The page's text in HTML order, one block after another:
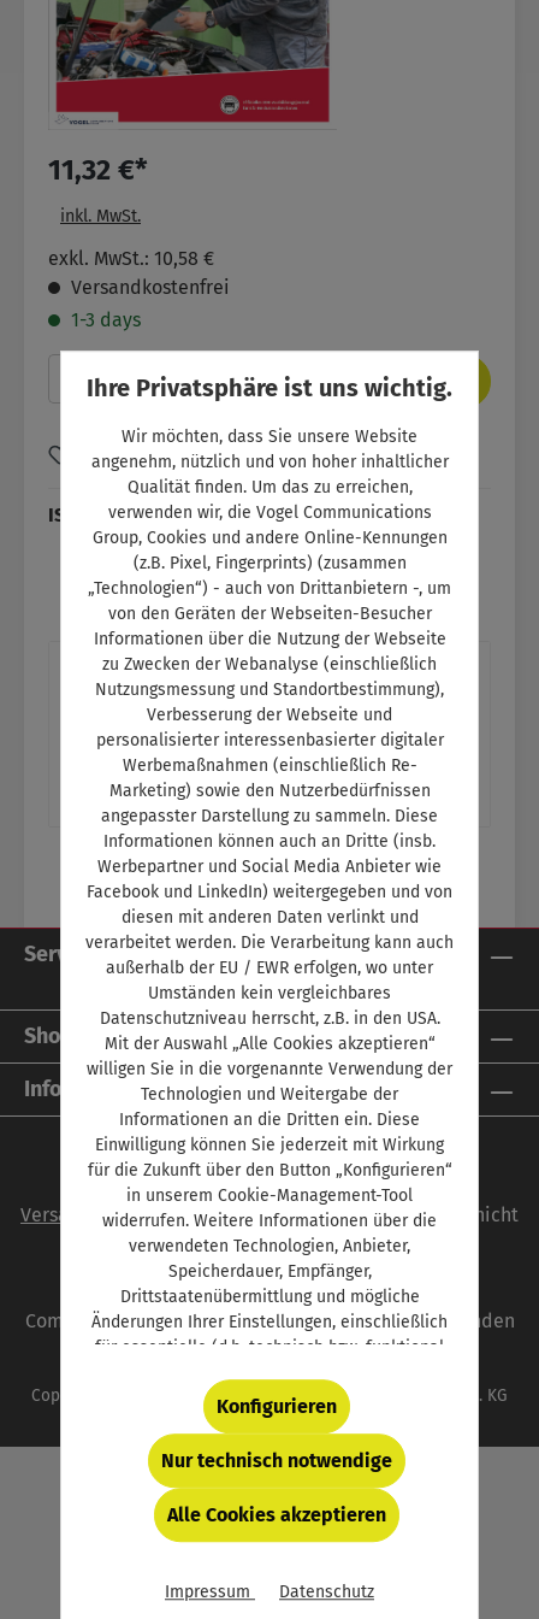
11,32 €*
inkl. MwSt.
exkl. MwSt.: 10,58 €
Versandkostenfrei
1-3 days
Produkt Anzahl: Gib den gewünschten
In den Warenkorb
Zum Merkzettel hinzufügen
ISBN: SW11053
Beschreibung
Titelthema: Neuer deutscher MeisterDas
Finale der deutschen Meisterschaft der Kfz-
Mechatroniker fand in Hamburg statt Ein Th…
Mehr
Service-Hotline
Shop Service
Informationen
Alle Preise inkl. gesetzl. Mehrwertsteuer zzgl.
Versandkostenund ggf. Nachnahmegebühren, wenn nicht
anders angegeben.
autoFACHMANN ist eine Marke der Vogel
Communications Group. Unser gesamtes Angebot finden
Sie unterwww.vogel.de.
Copyright © 2026 Vogel Communications Group GmbH & Co. KG
Ihre Privatsphäre ist uns wichtig.
Wir möchten, dass Sie unsere Website
angenehm, nützlich und von hoher inhaltlicher
Qualität finden. Um das zu erreichen,
verwenden wir, die Vogel Communications
Group, Cookies und andere Online-Kennungen
(z.B. Pixel, Fingerprints) (zusammen
„Technologien“) - auch von Drittanbietern -, um
von den Geräten der Webseiten-Besucher
Informationen über die Nutzung der Webseite
zu Zwecken der Webanalyse (einschließlich
Nutzungsmessung und Standortbestimmung),
Verbesserung der Webseite und
personalisierter interessenbasierter digitaler
Werbemaßnahmen (einschließlich Re-
Marketing) sowie den Nutzerbedürfnissen
angepasster Darstellung zu sammeln. Diese
Informationen können auch an Dritte (insb.
Werbepartner und Social Media Anbieter wie
Facebook und LinkedIn) weitergegeben und von
diesen mit anderen Daten verlinkt und
verarbeitet werden. Die Verarbeitung kann auch
außerhalb der EU / EWR erfolgen, wo unter
Umständen kein vergleichbares
Datenschutzniveau herrscht, z.B. in den USA.
Mit der Auswahl „Alle Cookies akzeptieren“
willigen Sie in die vorgenannte Verwendung der
Technologien und Weitergabe der
Informationen an die Dritten ein. Diese
Einwilligung können Sie jederzeit mit Wirkung
für die Zukunft über den Button „Konfigurieren“
in unserem Cookie-Management-Tool
widerrufen. Weitere Informationen über die
verwendeten Technologien, Anbieter,
Speicherdauer, Empfänger,
Drittstaatenübermittlung und mögliche
Änderungen Ihrer Einstellungen, einschließlich
für essentielle (d.h. technisch bzw. funktional
verlinkten Datenschutzerklärung und hinter
dem Button „Konfigurieren“.
Nur technisch notwendige
Konfigurieren
Alle Cookies akzeptieren
Impressum Datenschutz